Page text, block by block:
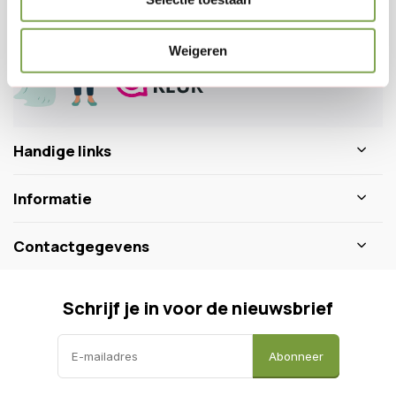
Weigeren
info@dewiltfang.nl
Handige links
Informatie
Contactgegevens
Schrijf je in voor de nieuwsbrief
Abonneer